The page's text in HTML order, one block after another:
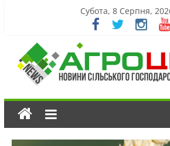
Субота, 8 Серпня,